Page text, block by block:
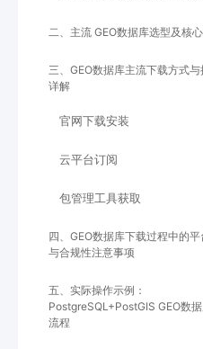
二、主流 GEO数据库选型及核
三、GEO数据库主流下载方式
详解
官网下载安装
云平台订阅
包管理工具获取
四、GEO数据库下载过程中的平
与合规性注意事项
五、实际操作示例：
PostgreSQL+PostGIS GEO数
流程